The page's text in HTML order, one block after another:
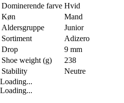
Dominerende farve Hvid
Køn
Mand
Aldersgruppe
Junior
Sortiment
Adizero
Drop
9 mm
Shoe weight (g)
238
Stability
Neutre
Loading...
Loading...